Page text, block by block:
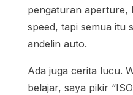
pengaturan aperture,
speed, tapi semua itu
andelin auto.
Ada juga cerita lucu.
belajar, saya pikir